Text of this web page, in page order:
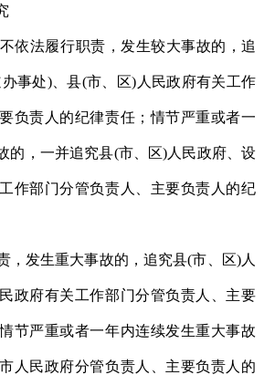
履行职责，发生较大事故的，追
事处)、县(市、区)人民政府有关工作
负责人的纪律责任；情节严重或者一
的，一并追究县(市、区)人民政府、设
作部门分管负责人、主要负责人的纪
生重大事故的，追究县(市、区)人
政府有关工作部门分管负责人、主要
节严重或者一年内连续发生重大事故
人民政府分管负责人、主要负责人的